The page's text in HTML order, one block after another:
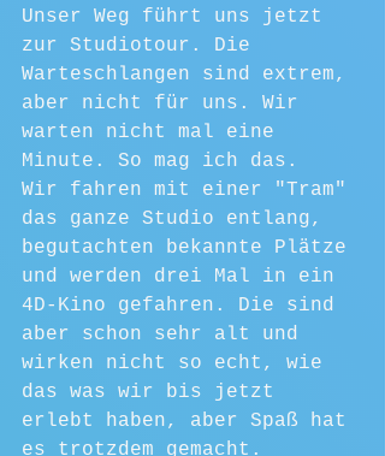
Unser Weg führt uns jetzt
zur Studiotour. Die
Warteschlangen sind extrem,
aber nicht für uns. Wir
warten nicht mal eine
Minute. So mag ich das.
Wir fahren mit einer "Tram"
das ganze Studio entlang,
begutachten bekannte Plätze
und werden drei Mal in ein
4D-Kino gefahren. Die sind
aber schon sehr alt und
wirken nicht so echt, wie
das was wir bis jetzt
erlebt haben, aber Spaß hat
es trotzdem gemacht.